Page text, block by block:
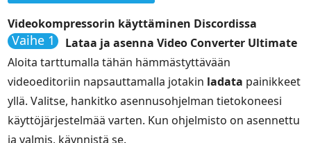
Videokompressorin käyttäminen Discordissa
Vaihe 1
Lataa ja asenna Video Converter Ultimate
Aloita tarttumalla tähän hämmästyttävään
videoeditoriin napsauttamalla jotakin ladata painikkeet
yllä. Valitse, hankitko asennusohjelman tietokoneesi
käyttöjärjestelmää varten. Kun ohjelmisto on asennettu
ja valmis, käynnistä se.